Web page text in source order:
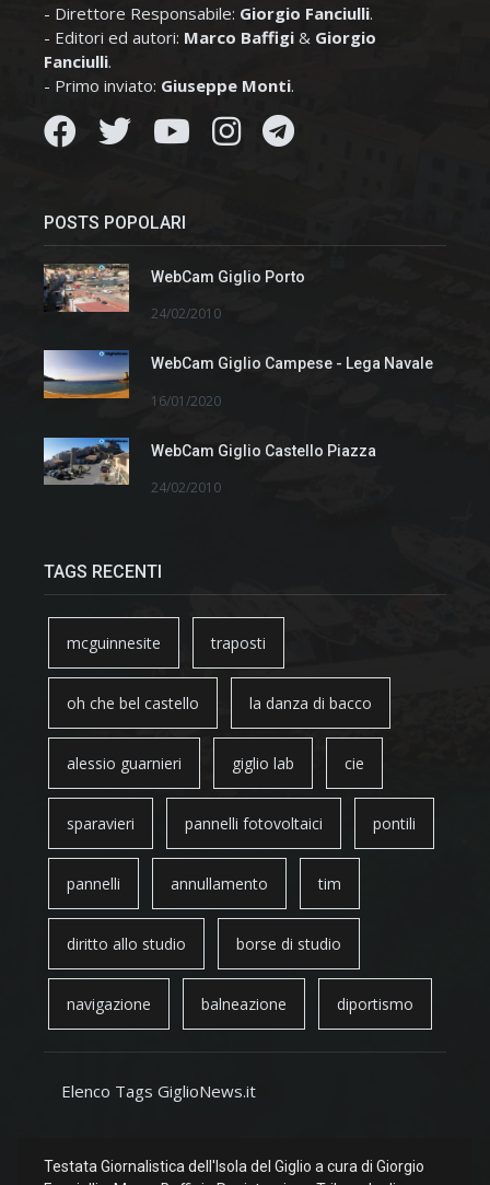
- Direttore Responsabile: Giorgio Fanciulli.
- Editori ed autori: Marco Baffigi & Giorgio
Fanciulli.
- Primo inviato: Giuseppe Monti.
POSTS POPOLARI
WebCam Giglio Porto
24/02/2010
WebCam Giglio Campese - Lega Navale
16/01/2020
WebCam Giglio Castello Piazza
24/02/2010
TAGS RECENTI
mcguinnesite traposti
oh che bel castello la danza di bacco
alessio guarnieri giglio lab cie
sparavieri pannelli fotovoltaici pontili
pannelli annullamento tim
diritto allo studio borse di studio
navigazione balneazione diportismo
Elenco Tags GiglioNews.it
Testata Giornalistica dell'Isola del Giglio a cura di Giorgio